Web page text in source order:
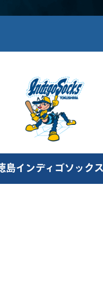
島インディゴソックス